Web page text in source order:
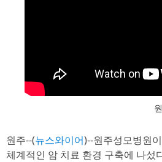
원주--(뉴스와이어)--원주성모병원
체계적인 암 치료 환경 구축에 나섰